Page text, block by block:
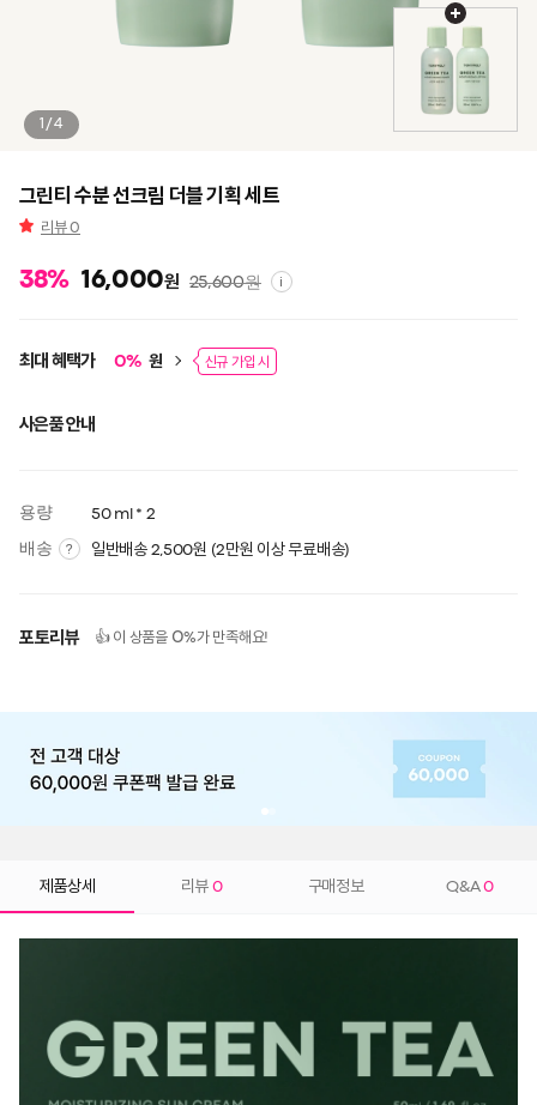
1/4
그린티 수분 선크림 더블 기획 세트
리뷰0
38% 16,000원 25,600원 i
최대 혜택가 0% 원 신규 가입 시
사은품 안내
용량 50 ml * 2
배송 ? 일반배송 2,500원 (2만원 이상 무료배송)
포토리뷰 👍 이 상품을 0%가 만족해요!
제품상세 리뷰 0 구매정보 Q&A0